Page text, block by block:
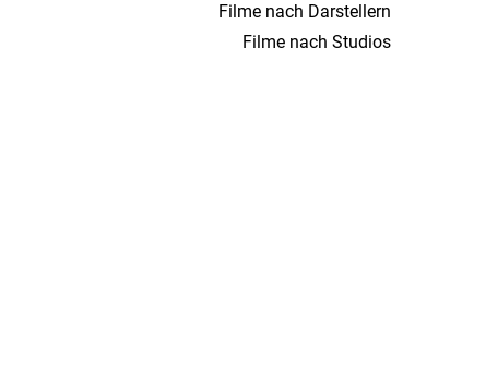
Filme nach Darstellern
Filme nach Studios